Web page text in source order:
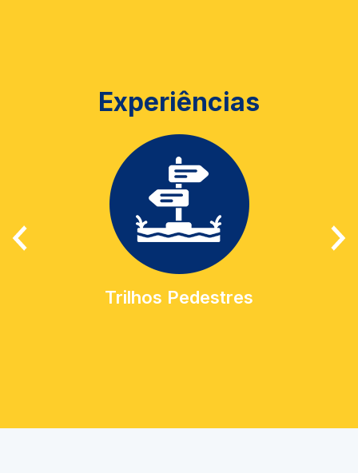
Experiências
Trilhos Pedestres